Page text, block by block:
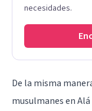
necesidades.
De la misma
musulmanes en Alá